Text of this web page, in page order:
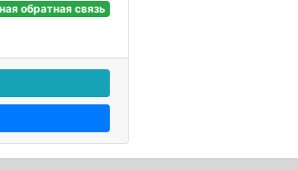
обратная связь